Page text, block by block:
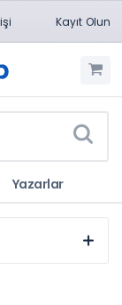
Kayıt Olun
Yazarlar